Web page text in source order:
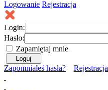
Logowanie Rejestracja
Login:
Hasło:
Zapamiętaj mnie
Zapomniałeś hasła? Rejestracja